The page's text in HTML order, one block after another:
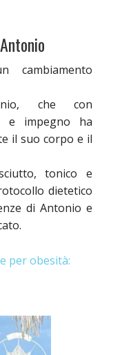
che con
e impegno ha
il suo corpo e il
tonico e
dietetico
di Antonio e
per obesità: